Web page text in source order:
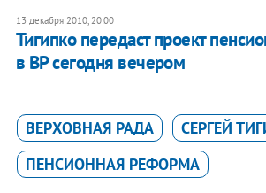
13 декабря 2010, 20:00
Тигипко передаст проект
в ВР сегодня вечером
ВЕРХОВНАЯ РАДА
СЕРГЕЙ
ПЕНСИОННАЯ РЕФОРМА